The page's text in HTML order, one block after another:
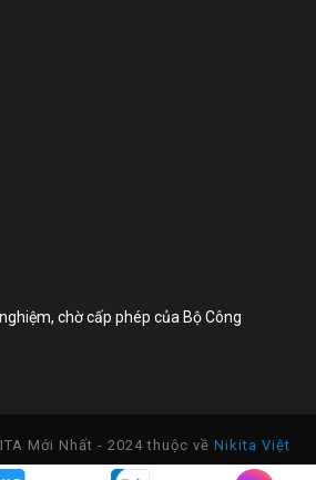
chờ cấp phép của Bộ Công
Mới Nhất - 2024 thuộc về Nikita Việt
0817 360 826-0966 108 230 | Để